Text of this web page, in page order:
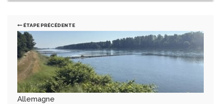
ÉTAPE PRÉCÉDENTE
Allemagne